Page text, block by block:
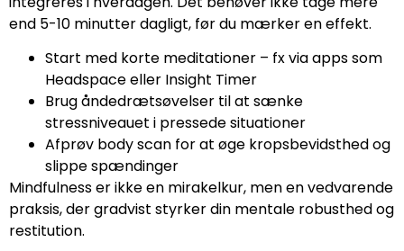
end 5-10 minutter dagligt, før du mærker en effekt.
Start med korte meditationer – fx via apps som
Headspace eller Insight Timer
Brug åndedrætsøvelser til at sænke
stressniveauet i pressede situationer
Afprøv body scan for at øge kropsbevidsthed og
slippe spændinger
Mindfulness er ikke en mirakelkur, men en vedvarende
praksis, der gradvist styrker din mentale robusthed og
restitution.